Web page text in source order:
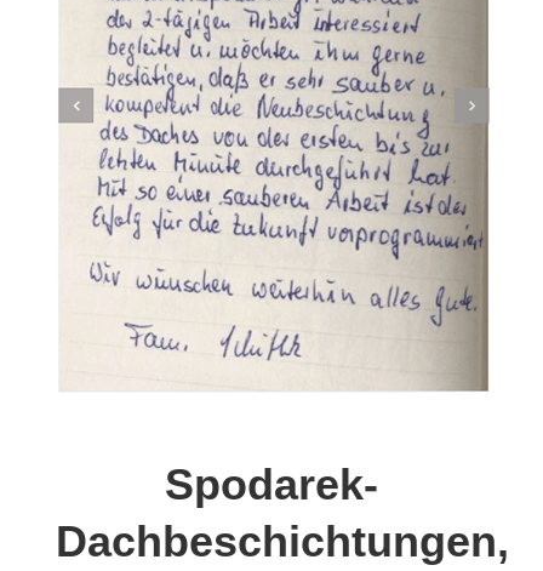
Spodarek-
Dachbeschichtungen,